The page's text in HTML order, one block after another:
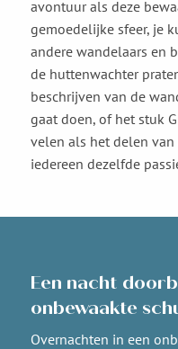
avontuur als deze
gemoedelijke sfeer, je
andere wandelaars en
de huttenwachter
beschrijven van de
gaat doen, of het stuk
velen als het delen van
iedereen dezelfde
Een nacht
onbewaakte
Overnachten in een